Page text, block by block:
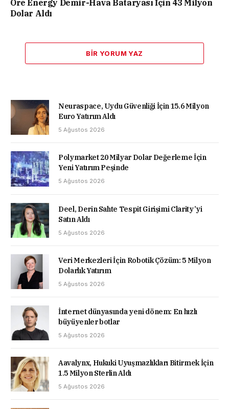
Ore Energy Demir-Hava Bataryası İçin 43 Milyon
Dolar Aldı
BIR YORUM YAZ
Neuraspace, Uydu Güvenliği İçin 15.6 Milyon
Euro Yatırım Aldı
5 Ağustos 2026
Polymarket 20 Milyar Dolar Değerleme İçin
Yeni Yatırım Peşinde
5 Ağustos 2026
Deel, Derin Sahte Tespit Girişimi Clarity’yi
Satın Aldı
5 Ağustos 2026
Veri Merkezleri İçin Robotik Çözüm: 5 Milyon
Dolarlık Yatırım
5 Ağustos 2026
İnternet dünyasında yeni dönem: En hızlı
büyüyenler botlar
5 Ağustos 2026
Aavalynx, Hukuki Uyuşmazlıkları Bitirmek İçin
1.5 Milyon Sterlin Aldı
5 Ağustos 2026